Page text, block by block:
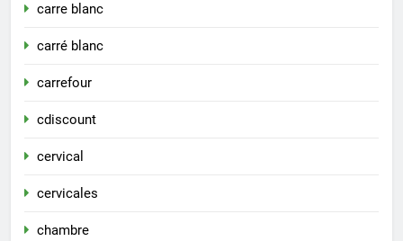
carre blanc
carré blanc
carrefour
cdiscount
cervical
cervicales
chambre